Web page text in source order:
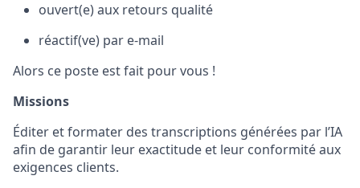
ouvert(e) aux retours qualité
réactif(ve) par e-mail
Alors ce poste est fait pour vous !
Missions
Éditer et formater des transcriptions générées par l’IA
afin de garantir leur exactitude et leur conformité aux
exigences clients.